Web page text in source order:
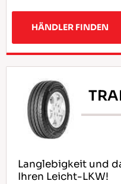
HÄNDLER FINDEN
Langlebigkeit und
Ihren Leicht-LKW!